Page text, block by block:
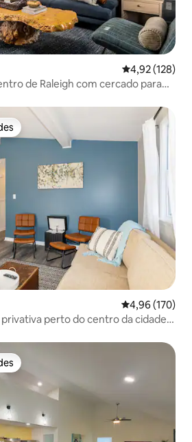
4,92 de uma
4,92 (128)
de Raleigh com cercado para
4,96 de uma
4,96 (170)
privativa perto do centro da cidade